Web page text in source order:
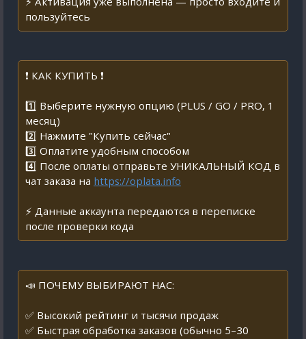
пользуйтесь
❗ КАК КУПИТЬ ❗
1️⃣ Выберите нужную опцию (PLUS / GO / PRO, 1
месяц)
2️⃣ Нажмите "Купить сейчас"
3️⃣ Оплатите удобным способом
4️⃣ После оплаты отправьте УНИКАЛЬНЫЙ КОД в
чат заказа на https://oplata.info
⚡ Данные аккаунта передаются в переписке
после проверки кода
📣 ПОЧЕМУ ВЫБИРАЮТ НАС:
✅ Высокий рейтинг и тысячи продаж
✅ Быстрая обработка заказов (обычно 5–30